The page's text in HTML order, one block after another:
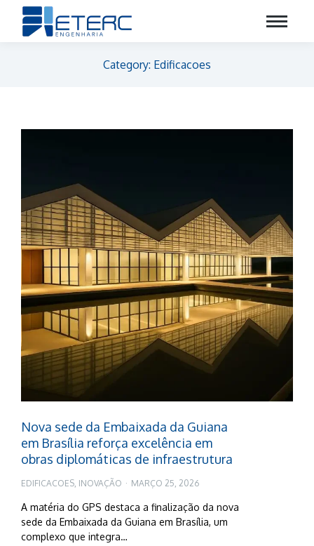
Category: Edificacoes
Nova sede da Embaixada da Guiana
em Brasília reforça excelência em
obras diplomáticas de infraestrutura
EDIFICACOES, INOVAÇÃO MARÇO 25, 2026
A matéria do GPS destaca a finalização da nova
sede da Embaixada da Guiana em Brasília, um
complexo que integra…